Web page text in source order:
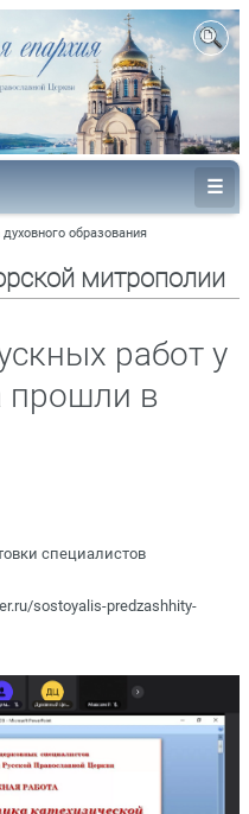
образования
митрополии
работ у
прошли в
специалистов
sostoyalis-predzashhity-